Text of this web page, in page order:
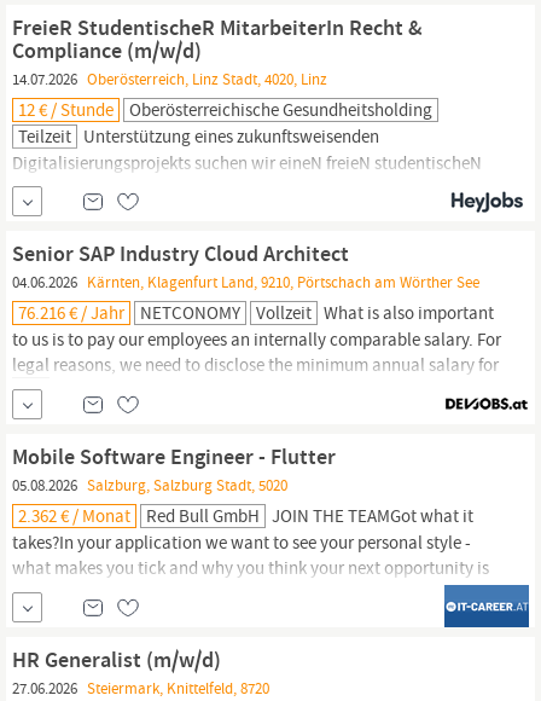
ResourcesKlicken zum Anzeigen der E-Mail Traumjob...
FreieR StudentischeR MitarbeiterIn Recht &
Compliance (m/w/d)
14.07.2026 Oberösterreich, Linz Stadt, 4020, Linz
12 € / Stunde
Oberösterreichische Gesundheitsholding
Teilzeit Unterstützung eines zukunftsweisenden
Digitalisierungsprojekts suchen wir eineN freieN studentischeN
MitarbeiterIn, die/der am Aufbau und der laufenden Befüllung
einer neuen KI-gestützten Vertragsdatenbank mitwirkt. Dabei
Konzernrechtsabteilung sowie in moderneLegal-Tech-
Anwendungen. Unser...
Senior SAP Industry Cloud Architect
04.06.2026 Kärnten, Klagenfurt Land, 9210, Pörtschach am Wörther See
76.216 € / Jahr NETCONOMY Vollzeit What is also important
to us is to pay our employees an internally comparable salary. For
legal reasons, we need to disclose the minimum annual salary for
full time employment as stated in the current collective IT
agreement, which is € 76,216 gross/year for this position.
dich:
Mobile Software Engineer - Flutter
05.08.2026 Salzburg, Salzburg Stadt, 5020
2.362 € / Monat Red Bull GmbH JOIN THE TEAMGot what it
takes?In your application we want to see your personal style -
what makes you tick and why you think your next opportunity is
here with us. Due to
reasons, we are obliged to disclose the
minimum salary according to the collective agreement for this
position, which is € 2,362 gross per month.
HR Generalist (m/w/d)
27.06.2026 Steiermark, Knittelfeld, 8720